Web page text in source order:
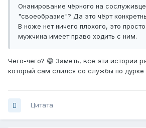
Онанирование чёрного на
"своеобразие"? Да это чёрт
В ноже нет ничего плохого, это
мужчина имеет право ходить с ним.
Чего-чего? 😁 Заметь, все эти истории
который сам слился со службы по дурке
Цитата